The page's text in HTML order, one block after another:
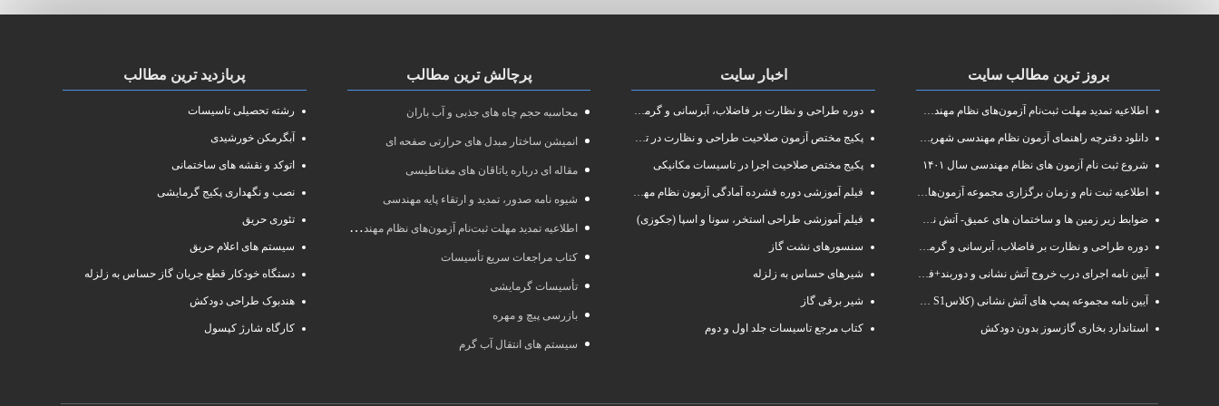
بروز ترین مطالب سایت
اطلاعیه تمدید مهلت ثبت‌نام آزمون‌های نظام مهندسی سال ۱۴۰۱
دانلود دفترچه راهنمای آزمون نظام مهندسی شهریور ۱۴۰۱
شروع ثبت نام آزمون های نظام مهندسی سال ۱۴۰۱
اطلاعیه ثبت نام و زمان برگزاری مجموعه آزمون‌های نظام مهندسی ساختمان سال ۱۴۰۱
ضوابط زیر زمین ها و ساختمان های عمیق- آتش نشانی البرز
دوره طراحی و نظارت بر فاضلاب، آبرسانی و گرمایش رادیاتور
آیین نامه اجرای درب خروج آتش نشانی و دوربند+فایلpdf
آیین نامه مجموعه پمپ های آتش نشانی (کلاسS1 و S2 )
استاندارد بخاری گازسوز بدون دودکش
اخبار سایت
دوره طراحی و نظارت بر فاضلاب، آبرسانی و گرمایش رادیاتور
پکیج مختص آزمون صلاحیت طراحی و نظارت در تاسیسات مکانیکی
پکیج مختص صلاحیت اجرا در تاسیسات مکانیکی
فیلم آموزشی دوره فشرده آمادگی آزمون نظام مهندسی در رشته طراحی و نظارت تاسیسات مکانیکی ساختمان
فیلم آموزشی طراحی استخر، سونا و اسپا (جکوزی)
سنسورهای نشت گاز
شیرهای حساس به زلزله
شیر برقی گاز
کتاب مرجع تاسیسات جلد اول و دوم
پرچالش ترین مطالب
محاسبه حجم چاه های جذبی و آب باران
انمیشن ساختار مبدل های حرارتی صفحه ای
مقاله ای درباره یاتاقان های مغناطیسی
شیوه نامه صدور، تمدید و ارتقاء پایه مهندسی
اطلاعیه تمدید مهلت ثبت‌نام آزمون‌های نظام مهندسی سال ۱۴۰۱
کتاب مراجعات سریع تأسیسات
تأسیسات گرمایشی
بازرسی پیچ و مهره
سیستم های انتقال آب گرم
پربازدید ترین مطالب
رشته تحصیلی تاسیسات
آبگرمکن خورشیدی
اتوکد و نقشه های ساختمانی
نصب و نگهداری پکیج گرمایشی
تئوری حریق
سیستم های اعلام حریق
دستگاه خودکار قطع جریان گاز حساس به زلزله
هندبوک طراحی دودکش
کارگاه شارژ کپسول